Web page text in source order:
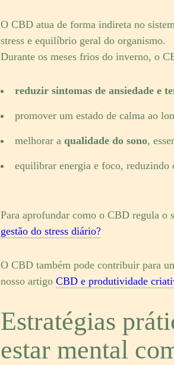
O CBD atua de forma indireta no
stress e equilíbrio geral do organismo.
Durante os meses frios do inverno, o
reduzir sintomas de ansiedade e
promover um estado de calma ao
melhorar a qualidade do sono,
equilibrar energia e foco, reduzindo
Para aprofundar como o CBD regula o
gestão do stress diário?
O CBD também pode contribuir para
nosso artigo CBD e produtividade
Estratégias
estar mental